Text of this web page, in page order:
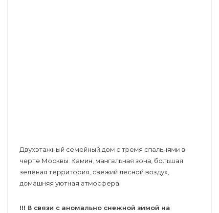
Двухэтажный семейный дом с тремя спальнями в
черте Москвы. Камин, мангальная зона, большая
зелёная территория, свежий лесной воздух,
домашняя уютная атмосфера.
!!! В связи с аномально снежной зимой на